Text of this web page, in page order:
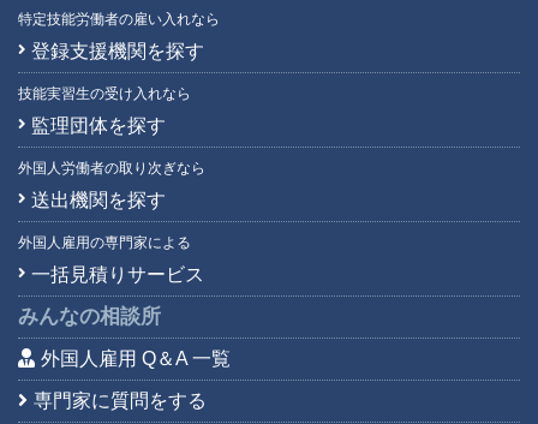
特定技能労働者の雇い入れなら
登録支援機関を探す
技能実習生の受け入れなら
監理団体を探す
外国人労働者の取り次ぎなら
送出機関を探す
外国人雇用の専門家による
一括見積りサービス
みんなの相談所
外国人雇用 Q＆A 一覧
専門家に質問をする